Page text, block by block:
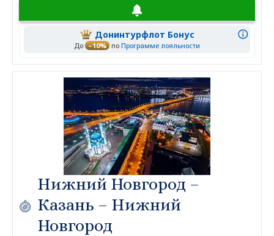
Донинтурфлот Бонус
До –10% по Программе лояльности
Нижний Новгород –
Казань – Нижний
Новгород